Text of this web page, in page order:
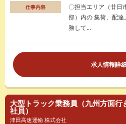
仕事内容
〇担当エリア（廿日
部）内の 集荷、配
務して...
求人情報詳
大型トラック乗務員（九州方面
社員）
津田高速運輸 株式会社